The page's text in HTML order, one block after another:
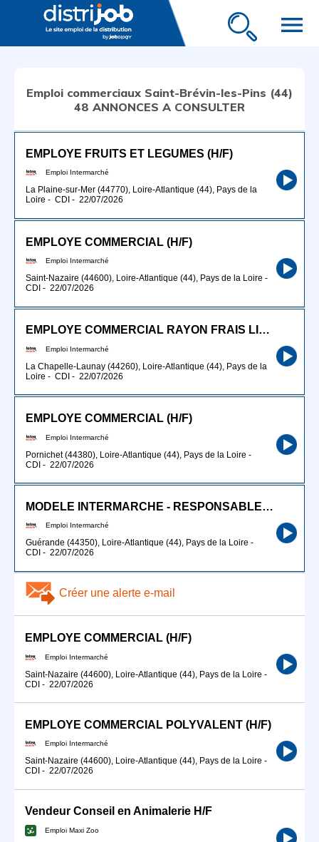
menu
Emploi commerciaux Saint-Brévin-les-Pins (44)
48 ANNONCES A CONSULTER
EMPLOYE FRUITS ET LEGUMES (H/F)
Emploi Intermarché
La Plaine-sur-Mer (44770), Loire-Atlantique (44), Pays de la
Loire - CDI - 22/07/2026
EMPLOYE COMMERCIAL (H/F)
Emploi Intermarché
Saint-Nazaire (44600), Loire-Atlantique (44), Pays de la Loire -
CDI - 22/07/2026
EMPLOYE COMMERCIAL RAYON FRAIS LIBRE SERVICE (H/F)
Emploi Intermarché
La Chapelle-Launay (44260), Loire-Atlantique (44), Pays de la
Loire - CDI - 22/07/2026
EMPLOYE COMMERCIAL (H/F)
Emploi Intermarché
Pornichet (44380), Loire-Atlantique (44), Pays de la Loire -
CDI - 22/07/2026
MODELE INTERMARCHE - RESPONSABLE FRUITS ET LEGUMES (H/F)
Emploi Intermarché
Guérande (44350), Loire-Atlantique (44), Pays de la Loire -
CDI - 22/07/2026
Créer une alerte e-mail
EMPLOYE COMMERCIAL (H/F)
Emploi Intermarché
Saint-Nazaire (44600), Loire-Atlantique (44), Pays de la Loire -
CDI - 22/07/2026
EMPLOYE COMMERCIAL POLYVALENT (H/F)
Emploi Intermarché
Saint-Nazaire (44600), Loire-Atlantique (44), Pays de la Loire -
CDI - 22/07/2026
Vendeur Conseil en Animalerie H/F
Emploi Maxi Zoo